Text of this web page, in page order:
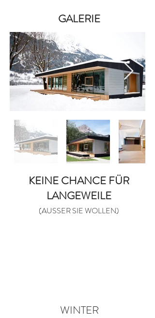
GALERIE
KEINE CHANCE FÜR
LANGEWEILE
(AUSSER SIE WOLLEN)
WINTER